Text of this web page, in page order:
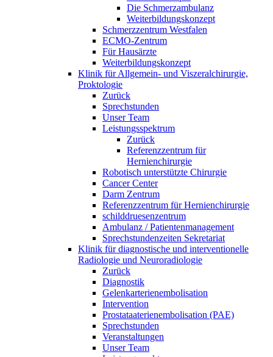
Die Schmerzambulanz
Weiterbildungskonzept
Schmerzzentrum Westfalen
ECMO-Zentrum
Für Hausärzte
Weiterbildungskonzept
Klinik für Allgemein- und Viszeralchirurgie,
Proktologie
Zurück
Sprechstunden
Unser Team
Leistungsspektrum
Zurück
Referenzzentrum für
Hernienchirurgie
Robotisch unterstützte Chirurgie
Cancer Center
Darm Zentrum
Referenzzentrum für Hernienchirurgie
schilddruesenzentrum
Ambulanz / Patientenmanagement
Sprechstundenzeiten Sekretariat
Klinik für diagnostische und interventionelle
Radiologie und Neuroradiologie
Zurück
Diagnostik
Gelenkarterienembolisation
Intervention
Prostataaterienembolisation (PAE)
Sprechstunden
Veranstaltungen
Unser Team